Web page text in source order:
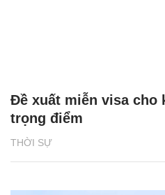
THỜI SỰ
Đề xuất miễn visa cho
trọng điểm